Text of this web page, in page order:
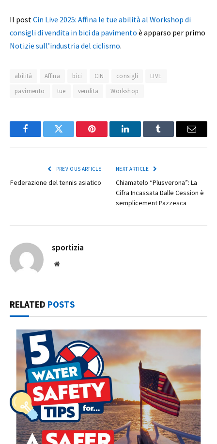
Il post Cin Live 2025: Affina le tue abilità al Workshop di
consigli di vendita in bici da pavimento è apparso per primo
Notizie sull’industria del ciclismo.
abilità Affina bici CIN consigli
LIVE
pavimento
tue vendita Workshop
FacebookTwitter Pinterest LinkedInTumblr Email
PREVIOUS ARTICLE
Federazione del tennis asiatico
NEXT ARTICLE
Chiamatelo “Plusverona”: La
Cifra Incassata Dalle Cession è
semplicement Pazzesca
sportizia
Website
RELATED POSTS